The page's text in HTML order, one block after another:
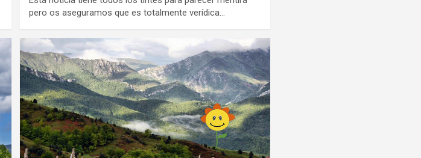
pero os aseguramos que es totalmente verídica…